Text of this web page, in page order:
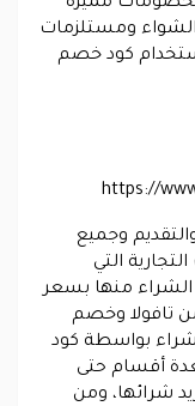
الشواء ومستلزمات
كود خصم
https://
وجميع
التي
الشراء منها بسعر
تافولا وخصم
بواسطة كود
أقسام حتى
شرائها، ومن